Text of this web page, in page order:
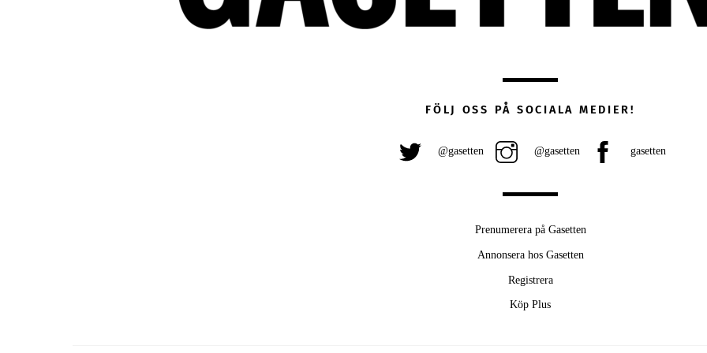
FÖLJ OSS PÅ SOCIALA MEDIER!
@gasetten @gasetten gasetten
Prenumerera på Gasetten
Annonsera hos Gasetten
Registrera
Köp Plus